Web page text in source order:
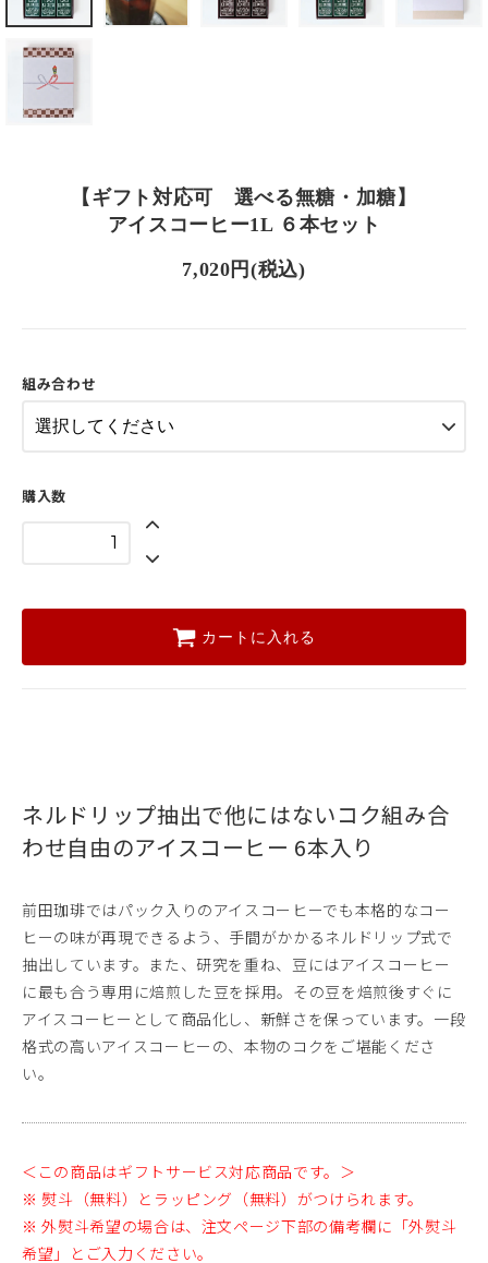
【ギフト対応可 選べる無糖・加糖】
アイスコーヒー1L ６本セット
7,020円(税込)
組み合わせ
購入数
カートに入れる
ネルドリップ抽出で他にはないコク組み合
わせ自由のアイスコーヒー 6本入り
前田珈琲ではパック入りのアイスコーヒーでも本格的なコー
ヒーの味が再現できるよう、手間がかかるネルドリップ式で
抽出しています。また、研究を重ね、豆にはアイスコーヒー
に最も合う専用に焙煎した豆を採用。その豆を焙煎後すぐに
アイスコーヒーとして商品化し、新鮮さを保っています。一段
格式の高いアイスコーヒーの、本物のコクをご堪能くださ
い。
＜この商品はギフトサービス対応商品です。＞
※ 熨斗（無料）とラッピング（無料）がつけられます。
※ 外熨斗希望の場合は、注文ページ下部の備考欄に「外熨斗
希望」とご入力ください。